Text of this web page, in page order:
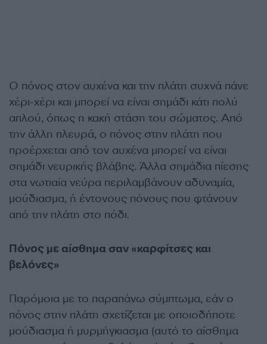
Ο πόνος στον αυχένα και την πλάτη συχνά πάνε
χέρι-χέρι και μπορεί να είναι σημάδι κάτι πολύ
απλού, όπως η κακή στάση του σώματος. Από
την άλλη πλευρά, ο πόνος στην πλάτη που
προέρχεται από τον αυχένα μπορεί να είναι
σημάδι νευρικής βλάβης. Άλλα σημάδια πίεσης
στα νωτιαία νεύρα περιλαμβάνουν αδυναμία,
μούδιασμα, ή έντονους πόνους που φτάνουν
από την πλάτη στο πόδι.
Πόνος με αίσθημα σαν «καρφίτσες και
βελόνες»
Παρόμοια με το παραπάνω σύμπτωμα, εάν ο
πόνος στην πλάτη σχετίζεται με οποιοδήποτε
μούδιασμα ή μυρμήγκιασμα (αυτό το αίσθημα